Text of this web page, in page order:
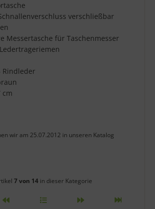
verschließbar
Messertasche für Taschenmesser
Rindleder
cm
wir am 25.07.2012 in unseren Katalog
Artikelnavigation innerhalb
7 von 14 in dieser Kategorie